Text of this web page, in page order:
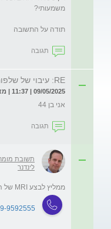
תודה על התשובה
תגובה
RE: עיבוי של שלפוחיות הזרע דו"צ (לת)
09/05/2025 | 11:37 | מאת: שי
אני בן 44
תגובה
תשובת
לינדנר
ממליץ לבצע MRI של הערמונית, טוב לשתי הבעיות
9592555